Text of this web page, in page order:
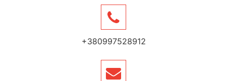
+380997528912